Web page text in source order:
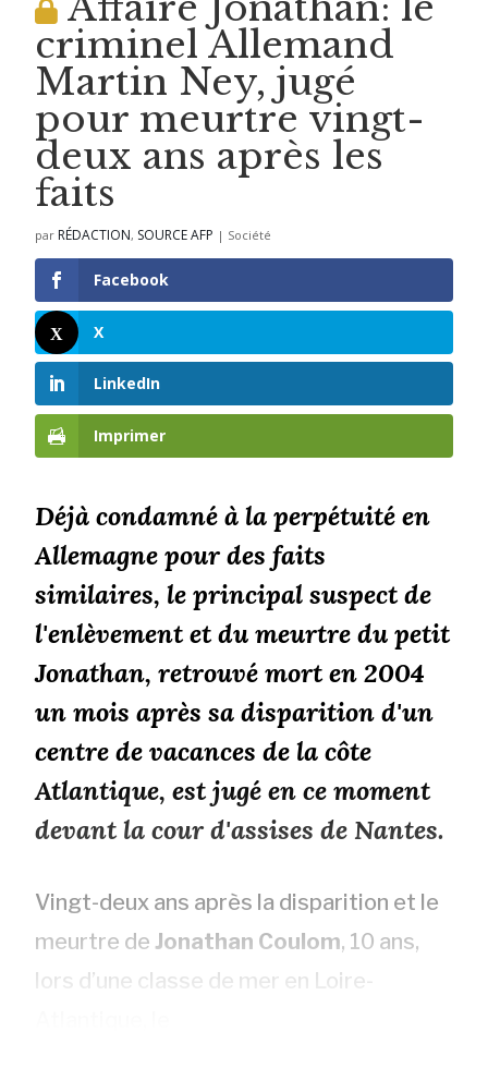
criminel Allemand
Martin Ney, jugé
pour meurtre vingt-
deux ans après les
faits
par RÉDACTION, SOURCE AFP | Société
Facebook
X
LinkedIn
Imprimer
Déjà condamné à la perpétuité en
Allemagne pour des faits
similaires, le principal suspect de
l'enlèvement et du meurtre du petit
Jonathan, retrouvé mort en 2004
un mois après sa disparition d'un
centre de vacances de la côte
Atlantique, est jugé en ce moment
devant la cour d'assises de Nantes.
Vingt-deux ans après la disparition et le
meurtre de Jonathan Coulom, 10 ans,
lors d’une classe de mer en Loire-